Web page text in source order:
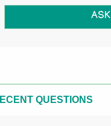
ASK
QUESTIONS